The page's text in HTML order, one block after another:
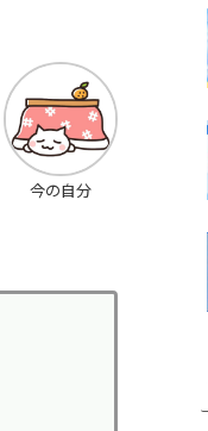
今の自分